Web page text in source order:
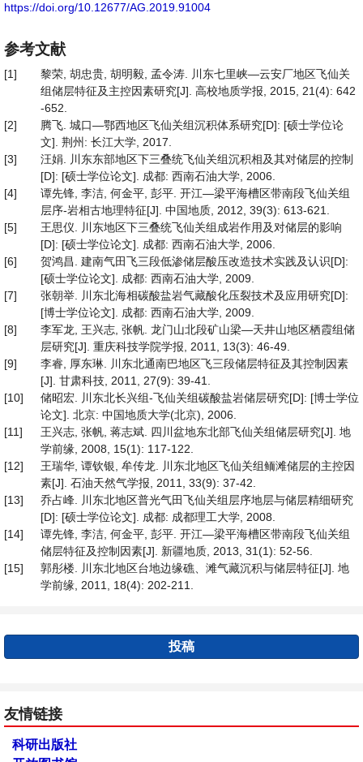
https://doi.org/10.12677/AG.2019.91004
参考文献
[1]
黎荣, 胡忠贵, 胡明毅, 孟令涛. 川东七里峡—云安厂地区飞仙关
组储层特征及主控因素研究[J]. 高校地质学报, 2015, 21(4): 642
-652.
[2]
腾飞. 城口—鄂西地区飞仙关组沉积体系研究[D]: [硕士学位论
文]. 荆州: 长江大学, 2017.
[3]
汪娟. 川东东部地区下三叠统飞仙关组沉积相及其对储层的控制
[D]: [硕士学位论文]. 成都: 西南石油大学, 2006.
[4]
谭先锋, 李洁, 何金平, 彭平. 开江—梁平海槽区带南段飞仙关组
层序-岩相古地理特征[J]. 中国地质, 2012, 39(3): 613-621.
[5]
王思仪. 川东地区下三叠统飞仙关组成岩作用及对储层的影响
[D]: [硕士学位论文]. 成都: 西南石油大学, 2006.
[6]
贺鸿昌. 建南气田飞三段低渗储层酸压改造技术实践及认识[D]:
[硕士学位论文]. 成都: 西南石油大学, 2009.
[7]
张朝举. 川东北海相碳酸盐岩气藏酸化压裂技术及应用研究[D]:
[博士学位论文]. 成都: 西南石油大学, 2009.
[8]
李军龙, 王兴志, 张帆. 龙门山北段矿山梁—天井山地区栖霞组储
层研究[J]. 重庆科技学院学报, 2011, 13(3): 46-49.
[9]
李睿, 厚东琳. 川东北通南巴地区飞三段储层特征及其控制因素
[J]. 甘肃科技, 2011, 27(9): 39-41.
[10]
储昭宏. 川东北长兴组-飞仙关组碳酸盐岩储层研究[D]: [博士学位
论文]. 北京: 中国地质大学(北京), 2006.
[11]
王兴志, 张帆, 蒋志斌. 四川盆地东北部飞仙关组储层研究[J]. 地
学前缘, 2008, 15(1): 117-122.
[12]
王瑞华, 谭钦银, 牟传龙. 川东北地区飞仙关组鲕滩储层的主控因
素[J]. 石油天然气学报, 2011, 33(9): 37-42.
[13]
乔占峰. 川东北地区普光气田飞仙关组层序地层与储层精细研究
[D]: [硕士学位论文]. 成都: 成都理工大学, 2008.
[14]
谭先锋, 李洁, 何金平, 彭平. 开江—梁平海槽区带南段飞仙关组
储层特征及控制因素[J]. 新疆地质, 2013, 31(1): 52-56.
[15]
郭彤楼. 川东北地区台地边缘礁、滩气藏沉积与储层特征[J]. 地
学前缘, 2011, 18(4): 202-211.
投稿
友情链接
科研出版社